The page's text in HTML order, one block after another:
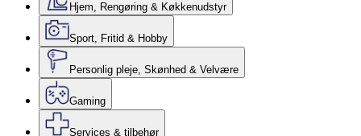
Hjem, Rengøring & Køkkenudstyr
Sport, Fritid & Hobby
Personlig pleje, Skønhed & Velvære
Gaming
Services & tilbehør